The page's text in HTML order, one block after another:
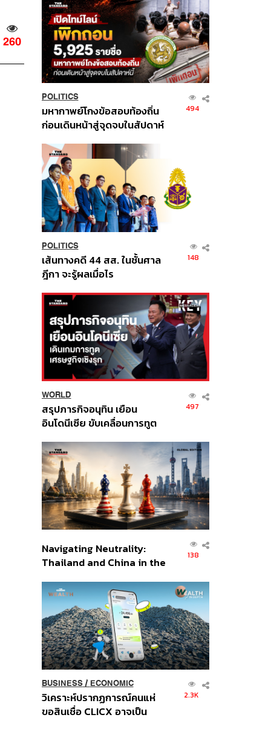
260
POLITICS
มหากาพย์โกงข้อสอบท้องถิ่น
ก่อนเดินหน้าสู่จุดจบในสัปดาห์
494
POLITICS
เส้นทางคดี 44 สส. ในชั้นศาล
ฎีกา จะรู้ผลเมื่อไร
148
WORLD
สรุปภารกิจอนุทิน เยือน
อินโดนีเซีย ขับเคลื่อนการทูต
ส่วนยุทธศาสตร์ไทย –
อินโดนีเซีย
497
Navigating Neutrality:
Thailand and China in the
Order
138
BUSINESS/ ECONOMIC
วิเคราะห์ปรากฏการณ์คนแห่
ขอสินเชื่อ CLICX อาจเป็น
2.3K